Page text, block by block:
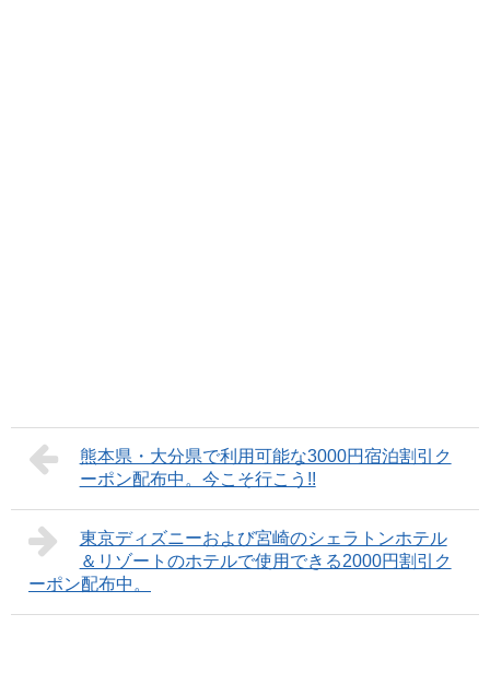
熊本県・大分県で利用可能な3000円宿泊割引ク
ーポン配布中。今こそ行こう!!
東京ディズニーおよび宮崎のシェラトンホテル
＆リゾートのホテルで使用できる2000円割引ク
ーポン配布中。